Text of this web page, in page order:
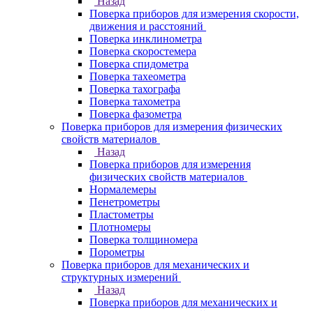
Поверка приборов для измерения скорости,
движения и расстояний
Поверка инклинометра
Поверка скоростемера
Поверка спидометра
Поверка тахеометра
Поверка тахографа
Поверка тахометра
Поверка фазометра
Поверка приборов для измерения физических
свойств материалов
Назад
Поверка приборов для измерения
физических свойств материалов
Нормалемеры
Пенетрометры
Пластометры
Плотномеры
Поверка толщиномера
Порометры
Поверка приборов для механических и
структурных измерений
Назад
Поверка приборов для механических и